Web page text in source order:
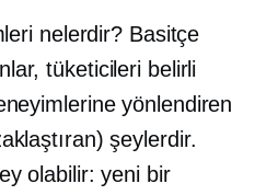
nelerdir? Basitçe
tüketicileri belirli
yönlendiren
şeylerdir.
olabilir: yeni bir